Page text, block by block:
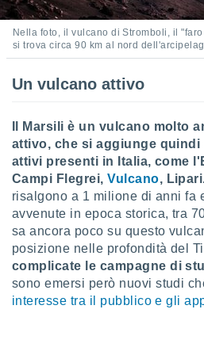
non
dei
Web
il
noi e i
Nella foto, il vulcano di Stromboli, il
si trova circa 90 km al nord
Un vulcano attivo
Il Marsili è un vulcano molto
attivo, che si aggiunge
attivi presenti in Italia, come
Campi Flegrei,Vulcano,
risalgono a 1 milione di anni fa
avvenute in epoca storica, tra
sa ancora poco su questo
posizione nelle profondità del
complicate le campagne di
sono emersi però nuovi studi
interesse tra il pubblico e gli